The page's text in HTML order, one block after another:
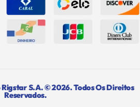
S.A. © 2026. Todos Os Direitos
Reservados.